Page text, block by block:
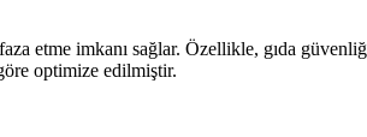
etme imkanı sağlar. Özellikle, gıda
optimize edilmiştir.